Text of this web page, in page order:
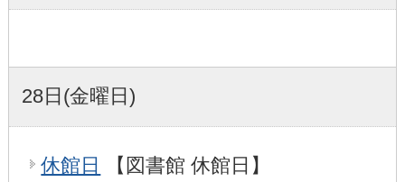
28日(金曜日)
休館日 【図書館 休館日】